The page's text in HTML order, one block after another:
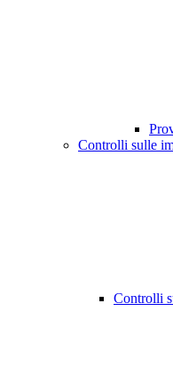
Controlli sulle
Controlli